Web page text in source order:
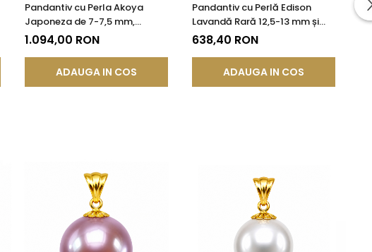
Pandantiv cu Perla Akoya
Japoneza de 7-7,5 mm,
Calitate AAA+ si Aur de 14k
1.094,00 RON
ADAUGA IN COS
Pandantiv cu Perlă Edison
Lavandă Rară 12,5-13 mm și
Aur Galben 14K (aur 585) |
638,40 RON
ADAUGA IN COS